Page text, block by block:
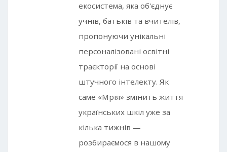
екосистема, яка об'єднує
учнів, батьків та вчителів,
пропонуючи унікальні
персоналізовані освітні
траєкторії на основі
штучного інтелекту. Як
саме «Мрія» змінить життя
українських шкіл уже за
кілька тижнів —
розбираємося в нашому